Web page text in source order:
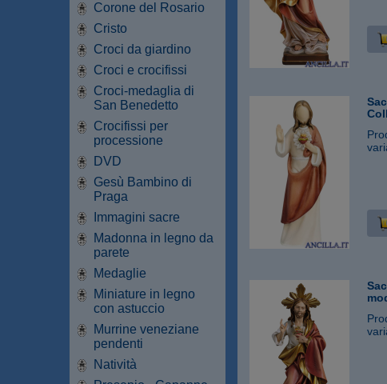
Corone del Rosario
Cristo
Croci da giardino
Croci e crocifissi
Croci-medaglia di
San Benedetto
Crocifissi per
processione
DVD
Gesù Bambino di
Praga
Immagini sacre
Madonna in legno da
parete
Medaglie
Miniature in legno
con astuccio
Murrine veneziane
pendenti
Natività